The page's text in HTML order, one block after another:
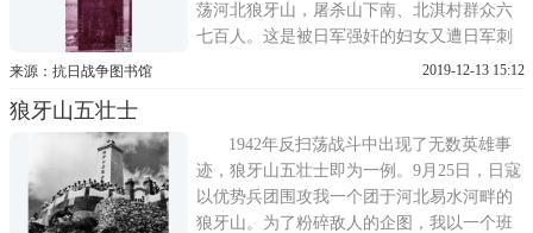
荡河北狼牙山，屠杀山下南、北淇村群众六
七百人。这是被日军强奸的妇女又遭日军刺
刀挑死之惨状。平山县北庄木虎峪惨案纪念
12月，日军对该村实施三光作战，整个村子
被夷为平地。在新乐市东岳村惨
来源：抗日战争图书馆 2019-12-13 15:12
狼牙山五壮士
1942年反扫荡战斗中出现了无数英雄事
迹，狼牙山五壮士即为一例。9月25日，日寇
以优势兵团围攻我一个团于河北易水河畔的
狼牙山。为了粉碎敌人的企图，我以一个班